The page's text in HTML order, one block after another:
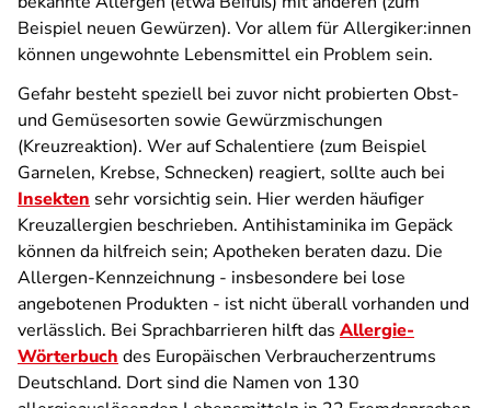
Beispiel neuen Gewürzen). Vor allem für Allergiker:innen
können ungewohnte Lebensmittel ein Problem sein.
Gefahr besteht speziell bei zuvor nicht probierten Obst-
und Gemüsesorten sowie Gewürzmischungen
(Kreuzreaktion). Wer auf Schalentiere (zum Beispiel
Garnelen, Krebse, Schnecken) reagiert, sollte auch bei
Insekten sehr vorsichtig sein. Hier werden häufiger
Kreuzallergien beschrieben. Antihistaminika im Gepäck
können da hilfreich sein; Apotheken beraten dazu. Die
Allergen-Kennzeichnung - insbesondere bei lose
angebotenen Produkten - ist nicht überall vorhanden und
verlässlich. Bei Sprachbarrieren hilft das Allergie-
Wörterbuch des Europäischen Verbraucherzentrums
Deutschland. Dort sind die Namen von 130